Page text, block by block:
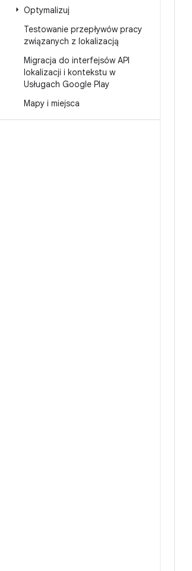
Optymalizuj
Testowanie przepływów pracy
związanych z lokalizacją
Migracja do interfejsów API
lokalizacji i kontekstu w
Usługach Google Play
Mapy i miejsca